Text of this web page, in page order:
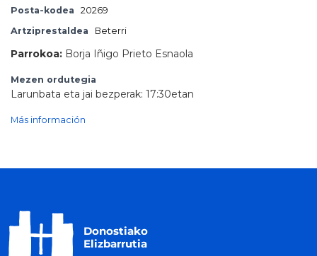
Posta-kodea
20269
Artziprestaldea
Beterri
Parrokoa: Borja Iñigo Prieto Esnaola
Mezen ordutegia
Larunbata eta jai bezperak: 17:30etan
Más información